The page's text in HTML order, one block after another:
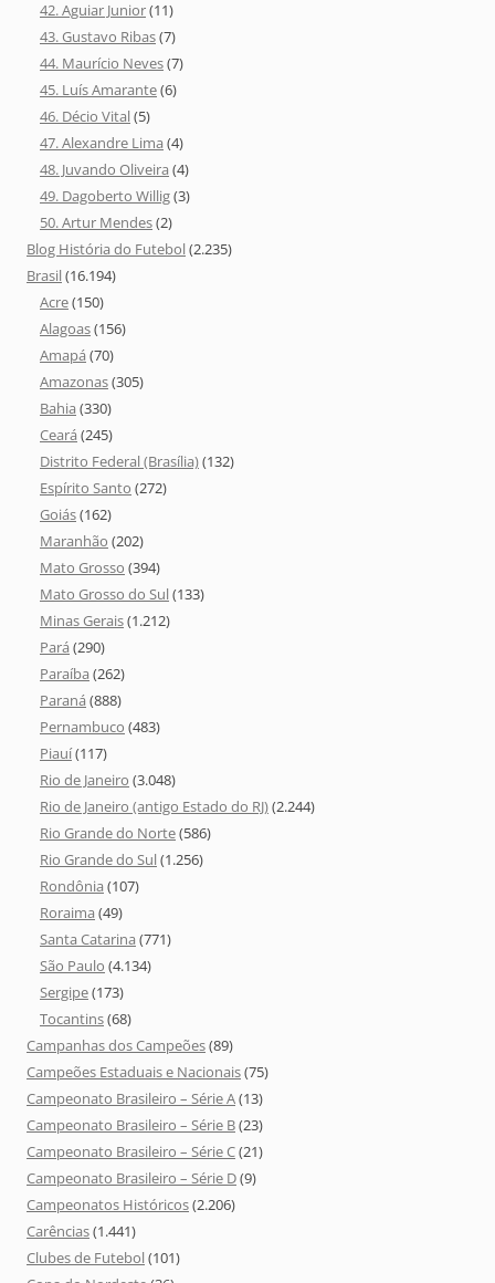
42. Aguiar Junior(11)
43. Gustavo Ribas(7)
44. Maurício Neves(7)
45. Luís Amarante(6)
46. Décio Vital(5)
47. Alexandre Lima (4)
48. Juvando Oliveira (4)
49. Dagoberto Willig(3)
50. Artur Mendes(2)
Blog História do Futebol(2.235)
Brasil(16.194)
Acre(150)
Alagoas(156)
Amapá (70)
Amazonas(305)
Bahia (330)
Ceará (245)
Distrito Federal (Brasília)(132)
Espírito Santo (272)
Goiás(162)
Maranhão (202)
Mato Grosso (394)
Mato Grosso do Sul(133)
Minas Gerais(1.212)
Pará (290)
Paraíba (262)
Paraná (888)
Pernambuco (483)
Piauí(117)
Rio de Janeiro (3.048)
Rio de Janeiro (antigo Estado do RJ)(2.244)
Rio Grande do Norte(586)
Rio Grande do Sul(1.256)
Rondônia (107)
Roraima (49)
Santa Catarina (771)
São Paulo (4.134)
Sergipe(173)
Tocantins(68)
Campanhas dos Campeões(89)
Campeões Estaduais e Nacionais(75)
Campeonato Brasileiro – Série A(13)
Campeonato Brasileiro – Série B(23)
Campeonato Brasileiro – Série C(21)
Campeonato Brasileiro – Série D(9)
Campeonatos Históricos(2.206)
Carências(1.441)
Clubes de Futebol(101)